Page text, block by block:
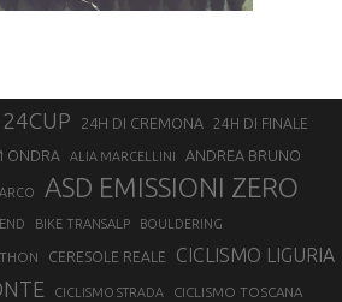
24CUP 24H DI CREMONA 24H DI FINALE
ONDRA ALIA MARCELLINI ANDREA BRUNO
ARCO ASD EMISSIONI ZERO
BIKE TRANSALP BOULDERING
CERESOLE REALE CICLISMO LIGURIA
CICLISMO STRADA CICLISMO TOSCANA